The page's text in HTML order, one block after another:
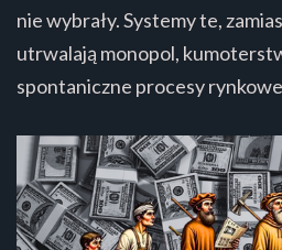
nie wybrały. Systemy te,
utrwalają monopol,
spontaniczne procesy